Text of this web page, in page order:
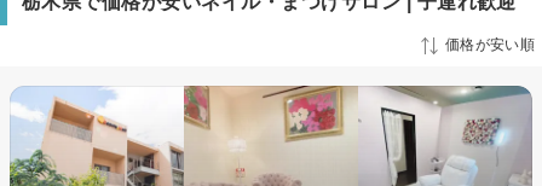
価格が安い順